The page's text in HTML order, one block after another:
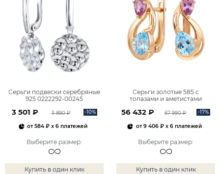
Серьги подвески серебряные
925 0222292-00245
3 501 ₽ 3 890 ₽ -10%
от584 ₽ x 6 платежей
Выберите размер:
Купить в один клик
Серьги золотые 585 с
топазами и аметистами
56 432 ₽ 67 990 ₽ -17%
от9 406 ₽x 6 платежей
Выберите размер:
Купить в один клик